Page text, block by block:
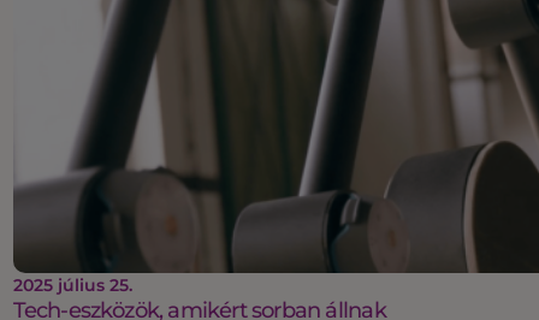
2025 július 25.
Tech-eszközök, amikért sorban állnak